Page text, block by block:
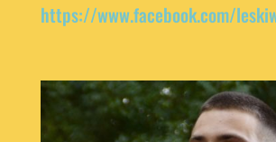
https://www.facebook.com/